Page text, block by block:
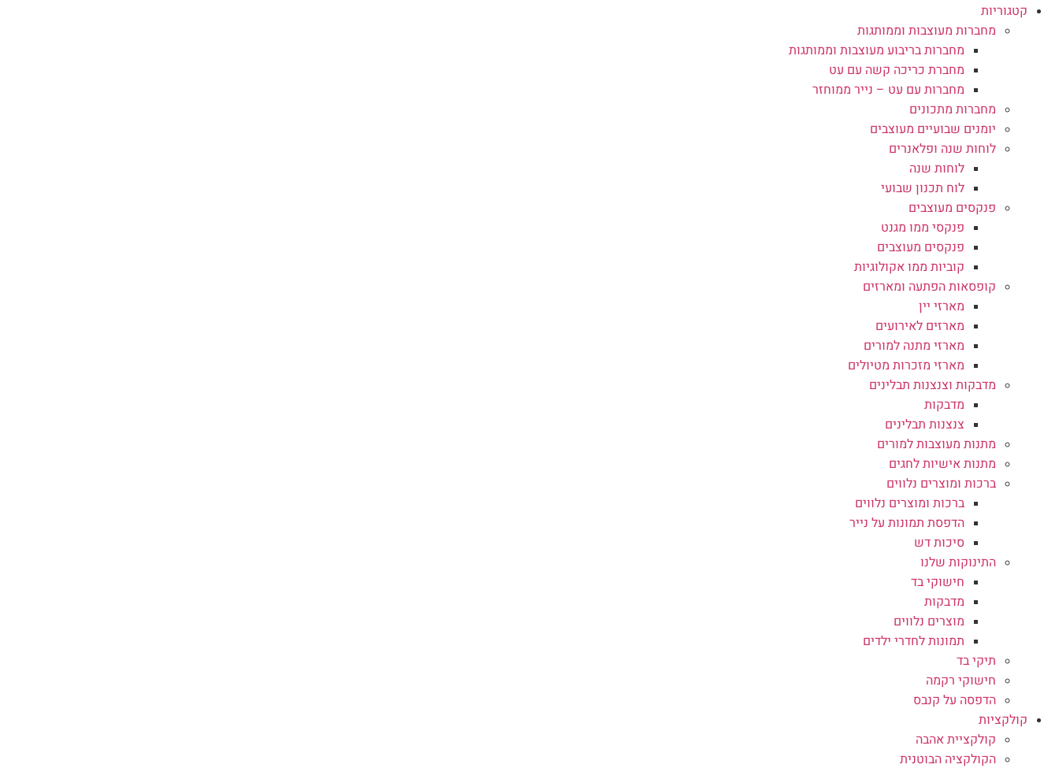
קטגוריות
מחברות מעוצבות וממותגות
מחברות בריבוע מעוצבות וממותגות
מחברת כריכה קשה עם עט
מחברות עם עט – נייר ממוחזר
מחברות מתכונים
יומנים שבועיים מעוצבים
לוחות שנה ופלאנרים
לוחות שנה
לוח תכנון שבועי
פנקסים מעוצבים
פנקסי ממו מגנט
פנקסים מעוצבים
קוביות ממו אקולוגיות
קופסאות הפתעה ומארזים
מארזי יין
מארזים לאירועים
מארזי מתנה למורים
מארזי מזכרות מטיולים
מדבקות וצנצנות תבלינים
מדבקות
צנצנות תבלינים
מתנות מעוצבות למורים
מתנות אישיות לחגים
ברכות ומוצרים נלווים
ברכות ומוצרים נלווים
הדפסת תמונות על נייר
סיכות דש
התינוקות שלנו
חישוקי בד
מדבקות
מוצרים נלווים
תמונות לחדרי ילדים
תיקי בד
חישוקי רקמה
הדפסה על קנבס
קולקציות
קולקציית אהבה
הקולקציה הבוטנית